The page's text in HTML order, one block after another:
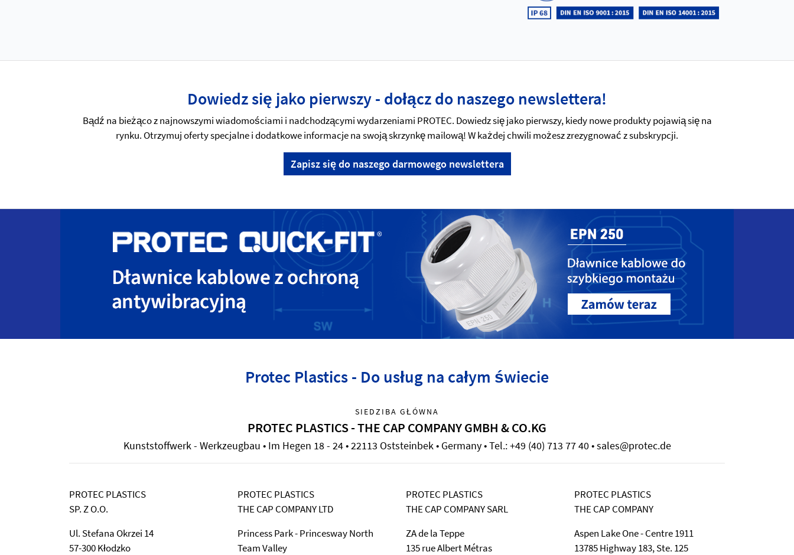
Dowiedz się jako pierwszy - dołącz do naszego newslettera!
Bądź na bieżąco z najnowszymi wiadomościami i nadchodzącymi wydarzeniami PROTEC. Dowiedz się jako pierwszy, kiedy nowe produkty pojawią się na
rynku. Otrzymuj oferty specjalne i dodatkowe informacje na swoją skrzynkę mailową! W każdej chwili możesz zrezygnować z subskrypcji.
Zapisz się do naszego darmowego newslettera
Protec Plastics - Do usług na całym świecie
SIEDZIBA GŁÓWNA
PROTEC PLASTICS - THE CAP COMPANY GMBH & CO.KG
Kunststoffwerk - Werkzeugbau • Im Hegen 18 - 24 • 22113 Oststeinbek • Germany • Tel.: +49 (40) 713 77 40 • sales@protec.de
PROTEC PLASTICS
SP. Z O.O.
Ul. Stefana Okrzei 14
57-300 Kłodzko
PROTEC PLASTICS
THE CAP COMPANY LTD
Princess Park - Princesway North
Team Valley
PROTEC PLASTICS
THE CAP COMPANY SARL
ZA de la Teppe
135 rue Albert Métras
PROTEC PLASTICS
THE CAP COMPANY
Aspen Lake One - Centre 1911
13785 Highway 183, Ste. 125